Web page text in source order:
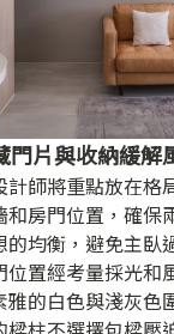
片與收納緩解
計師將重點放在格
和房門位置，確保
的均衡，避免主臥
置經考量採光和
的白色與淺灰色